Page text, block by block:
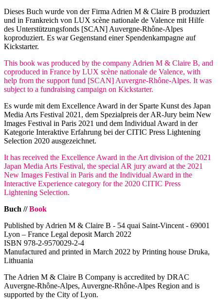
Dieses Buch wurde von der Firma Adrien M & Claire B produziert
und in Frankreich von LUX scène nationale de Valence mit Hilfe
des Unterstützungsfonds [SCAN] Auvergne-Rhône-Alpes
koproduziert. Es war Gegenstand einer Spendenkampagne auf
Kickstarter.
This book was produced by the company Adrien M & Claire B, and
coproduced in France by LUX scène nationale de Valence, with
help from the support fund [SCAN] Auvergne-Rhône-Alpes. It was
subject to a fundraising campaign on Kickstarter.
Es wurde mit dem Excellence Award in der Sparte Kunst des Japan
Media Arts Festival 2021, dem Spezialpreis der AR-Jury beim New
Images Festival in Paris 2021 und dem Individual Award in der
Kategorie Interaktive Erfahrung bei der CITIC Press Lightening
Selection 2020 ausgezeichnet.
It has received the Excellence Award in the Art division of the 2021
Japan Media Arts Festival, the special AR jury award at the 2021
New Images Festival in Paris and the Individual Award in the
Interactive Experience category for the 2020 CITIC Press
Lightening Selection.
Buch //Book
Published by Adrien M & Claire B - 54 quai Saint-Vincent - 69001
Lyon – France Legal deposit March 2022
ISBN 978-2-9570029-2-4
Manufactured and printed in March 2022 by Printing house Druka,
Lithuania
The Adrien M & Claire B Company is accredited by DRAC
Auvergne-Rhône-Alpes, Auvergne-Rhône-Alpes Region and is
supported by the City of Lyon.